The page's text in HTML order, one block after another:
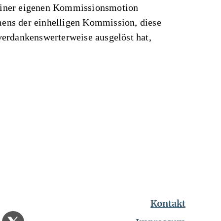
eigenen Kommissionsmotion
der einhelligen Kommission, diese
ausgelöst hat,
Kontakt